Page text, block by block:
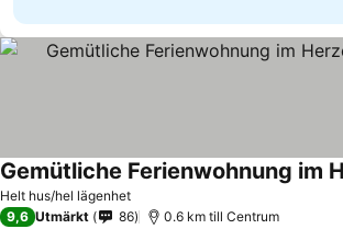
Helt hus/hel lägenhet
Se priser
9,6 Utmärkt 86 0.6 km till Centrum